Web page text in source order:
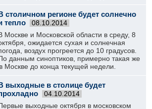
столичном регионе будет солнечно
тепло
08.10.2014
Москве и Московской области в среду, 8
ожидается сухая и солнечная
воздух прогреется до 10 градусов.
данным синоптиков, примерно такая же
Москве до конца текущей недели.
выходные в столице будет
04.10.2014
выходные октября в московском